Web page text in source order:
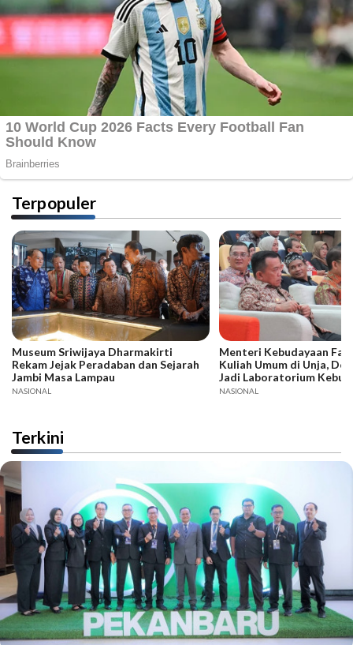
Terpopuler
Museum Sriwijaya Dharmakirti
Rekam Jejak Peradaban dan Sejarah
Jambi Masa Lampau
NASIONAL
Menteri Kebudayaan
Kuliah Umum di Unja,
Jadi Laboratorium
NASIONAL
Terkini